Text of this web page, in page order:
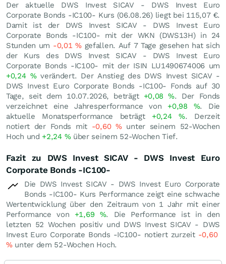
Der aktuelle DWS Invest SICAV - DWS Invest Euro
Corporate Bonds -IC100- Kurs (06.08.26) liegt bei 115,07 €.
Damit ist der DWS Invest SICAV - DWS Invest Euro
Corporate Bonds -IC100- mit der WKN (DWS13H) in 24
Stunden um -0,01%gefallen. Auf 7 Tage gesehen hat sich
der Kurs des DWS Invest SICAV - DWS Invest Euro
Corporate Bonds -IC100- mit der ISIN LU1490674006 um
+0,24 %verändert. Der Anstieg des DWS Invest SICAV -
DWS Invest Euro Corporate Bonds -IC100- Fonds auf 30
Tage, seit dem 10.07.2026, beträgt +0,08%. Der Fonds
verzeichnet eine Jahresperformance von +0,98 %. Die
aktuelle Monatsperformance beträgt +0,24%. Derzeit
notiert der Fonds mit -0,60 %unter seinem 52-Wochen
Hoch und +2,24 %über seinem 52-Wochen Tief.
Fazit zu DWS Invest SICAV - DWS Invest Euro
Corporate Bonds -IC100-
Die DWS Invest SICAV - DWS Invest Euro Corporate
Bonds -IC100- Kurs Performance zeigt eine schwache
Wertentwicklung über den Zeitraum von 1 Jahr mit einer
Performance von +1,69 %. Die Performance ist in den
letzten 52 Wochen positiv und DWS Invest SICAV - DWS
Invest Euro Corporate Bonds -IC100- notiert zurzeit -0,60
%unter dem 52-Wochen Hoch.